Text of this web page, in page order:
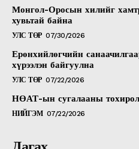
Монгол-Оросын хилийг
хувьтай байна
УЛС ТӨР 07/30/2026
Ерөнхийлөгчийн
хүрээлэн байгуулна
УЛС ТӨР 07/22/2026
НӨАТ-ын сугалааны
НИЙГЭМ 07/22/2026